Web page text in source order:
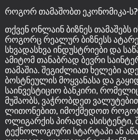
როგორ თამაშობთ ეკონომიკა-ს?
თქვენ ონლაინ ბიზნეს თამაშებს
როგორც რეალურ ბიზნესს
სხვადასხვა ინდუსტრიები და
ამიტომ თანაბრად ბევრი
თამაშია. შეგიძლიათ ხელები
ბოსტნეულის მოყვანასა და
საინვესტიციო ბანკირი,
მუშაობს, ვაჭრობდეთ
ლითონებით, იმოქმედოთ
ოლიგარქის პირადი ასისტენტი,
ტექნოლოგიური სტარტაპი ან